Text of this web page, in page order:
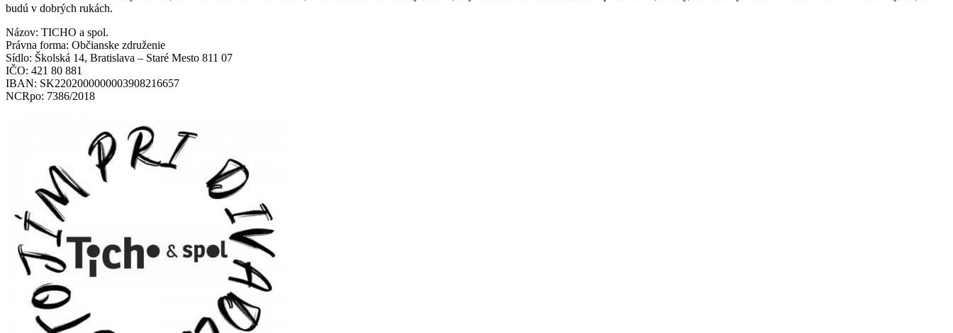
budú v dobrých rukách.
Názov: TICHO a spol.
Právna forma: Občianske združenie
Sídlo: Školská 14, Bratislava – Staré Mesto 811 07
IČO: 421 80 881
IBAN: SK2202000000003908216657
NCRpo: 7386/2018